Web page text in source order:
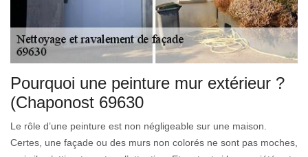
Pourquoi une peinture mur extérieur ?
(Chaponost 69630
Le rôle d’une peinture est non négligeable sur une maison.
Certes, une façade ou des murs non colorés ne sont pas moches,